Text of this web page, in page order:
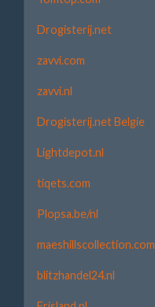
Drogisterij.net
zavvi.com
zavvi.nl
Drogisterij.net Belgie
Lightdepot.nl
tiqets.com
Plopsa.be/nl
maeshillscollection.com
blitzhandel24.nl